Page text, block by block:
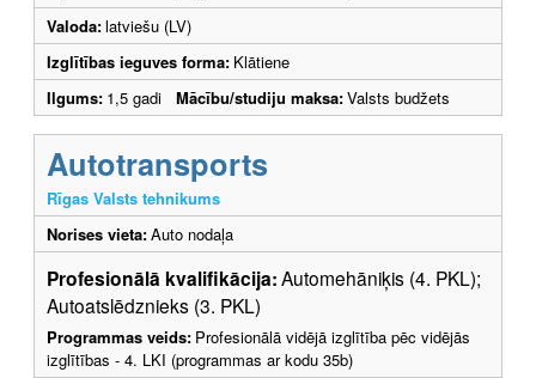
Valoda:latviešu (LV)
Izglītības ieguves forma: Klātiene
Ilgums: 1,5 gadi Mācību/studiju maksa:Valsts budžets
Autotransports
Rīgas Valsts tehnikums
Norises vieta:Auto nodaļa
Profesionālā kvalifikācija:Automehāniķis (4. PKL);
Autoatslēdznieks (3. PKL)
Programmas veids: Profesionālā vidējā izglītība pēc vidējās
izglītības - 4. LKI (programmas ar kodu 35b)